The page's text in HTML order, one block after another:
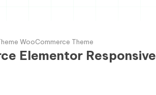
WooCommerce Theme
Elementor